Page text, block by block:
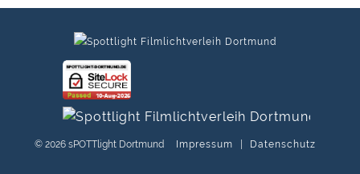
© 2026 sPOTTlight Dortmund Impressum Datenschutz